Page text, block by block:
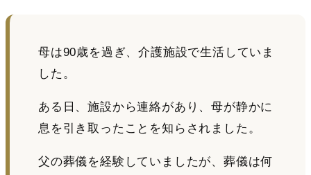
母は90歳を過ぎ、介護施設で生活していま
した。
ある日、施設から連絡があり、母が静かに
息を引き取ったことを知らされました。
父の葬儀を経験していましたが、葬儀は何